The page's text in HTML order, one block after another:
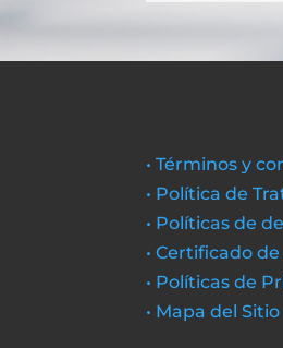
• Términos y
• Política de
• Políticas de
• Certificado
• Políticas de
• Mapa del Sitio